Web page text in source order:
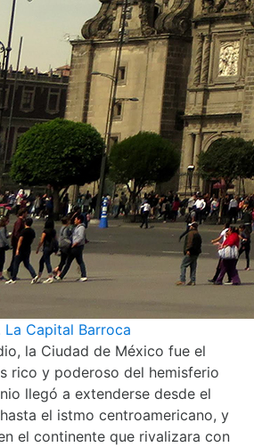
La Capital Barroca
la Ciudad de México fue el
rico y poderoso del hemisferio
llegó a extenderse desde el
el istmo centroamericano, y
el continente que rivalizara con